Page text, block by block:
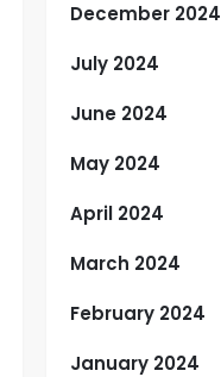
December 2024
July 2024
June 2024
May 2024
April 2024
March 2024
February 2024
January 2024